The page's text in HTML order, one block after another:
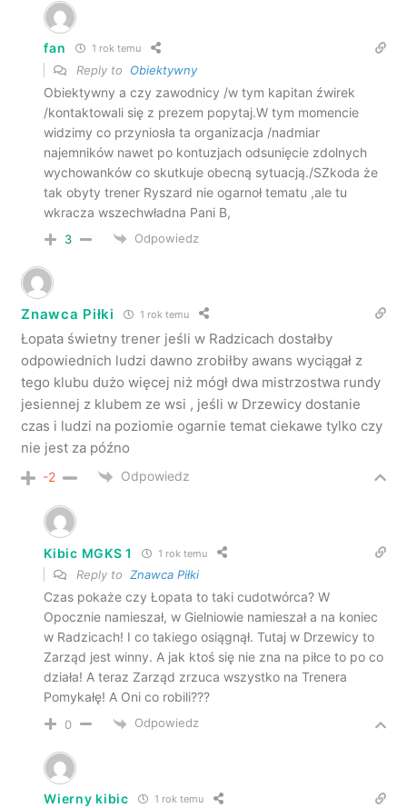
fan 1 rok temu
Reply to Obiektywny
Obiektywny a czy zawodnicy /w tym kapitan źwirek
/kontaktowali się z prezem popytaj.W tym momencie
widzimy co przyniosła ta organizacja /nadmiar
najemników nawet po kontuzjach odsunięcie zdolnych
wychowanków co skutkuje obecną sytuacją./SZkoda że
tak obyty trener Ryszard nie ogarnoł tematu ,ale tu
wkracza wszechwładna Pani B,
3 Odpowiedz
Znawca Piłki 1 rok temu
Łopata świetny trener jeśli w Radzicach dostałby
odpowiednich ludzi dawno zrobiłby awans wyciągał z
tego klubu dużo więcej niż mógł dwa mistrzostwa rundy
jesiennej z klubem ze wsi , jeśli w Drzewicy dostanie
czas i ludzi na poziomie ogarnie temat ciekawe tylko czy
nie jest za późno
-2 Odpowiedz
Kibic MGKS 1 1 rok temu
Reply toZnawca Piłki
Czas pokaże czy Łopata to taki cudotwórca? W
Opocznie namieszał, w Gielniowie namieszał a na koniec
w Radzicach! I co takiego osiągnął. Tutaj w Drzewicy to
Zarząd jest winny. A jak ktoś się nie zna na piłce to po co
działa! A teraz Zarząd zrzuca wszystko na Trenera
Pomykałę! A Oni co robili???
0 Odpowiedz
Wierny kibic 1 rok temu